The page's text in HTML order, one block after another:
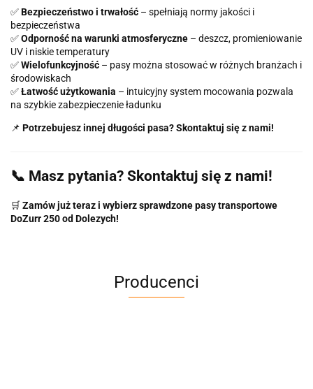
✅Bezpieczeństwo i trwałość – spełniają normy jakości i
bezpieczeństwa
✅Odporność na warunki atmosferyczne – deszcz, promieniowanie
UV i niskie temperatury
✅Wielofunkcyjność – pasy można stosować w różnych branżach i
środowiskach
✅Łatwość użytkowania – intuicyjny system mocowania pozwala
na szybkie zabezpieczenie ładunku
📌 Potrzebujesz innej długości pasa? Skontaktuj się z nami!
📞 Masz pytania? Skontaktuj się z nami!
🛒 Zamów już teraz i wybierz sprawdzone pasy transportowe
DoZurr 250 od Dolezych!
Producenci